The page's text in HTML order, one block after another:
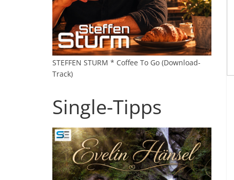
STEFFEN STURM * Coffee To Go (Download-
Track)
Single-Tipps